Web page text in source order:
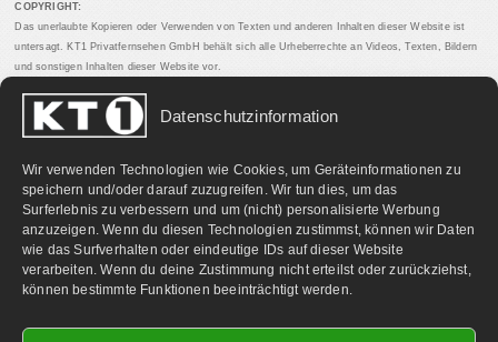
Datenschutzinformation
Wir verwenden Technologien wie Cookies, um Geräteinformationen zu
speichern und/oder darauf zuzugreifen. Wir tun dies, um das
Surferlebnis zu verbessern und um (nicht) personalisierte Werbung
anzuzeigen. Wenn du diesen Technologien zustimmst, können wir Daten
wie das Surfverhalten oder eindeutige IDs auf dieser Website
verarbeiten. Wenn du deine Zustimmung nicht erteilst oder zurückziehst,
können bestimmte Funktionen beeinträchtigt werden.
COPYRIGHT:
Das unerlaubte Kopieren oder Verwenden von Texten und anderen Inhalten dieser Website ist
untersagt. KT1 Privatfernsehen GmbH behält sich alle Urheberrechte an Videos, Texten, Bildern
und sonstigen Inhalten dieser Website vor.
PARTNERLINKS: